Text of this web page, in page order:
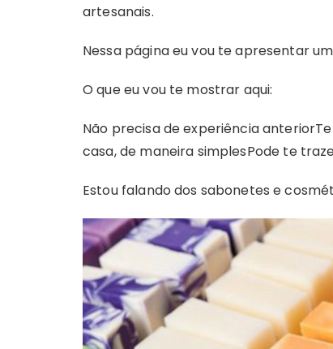
artesanais.
Nessa página eu vou te apresentar
O que eu vou te mostrar aqui:
Não precisa de experiência anterior
casa, de maneira simplesPode te
Estou falando dos sabonetes e